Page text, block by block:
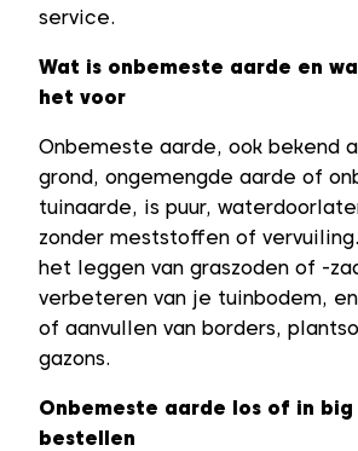
service.
Wat is onbemeste aarde en
het voor
Onbemeste aarde, ook bekend
grond, ongemengde aarde of
tuinaarde, is puur,
zonder meststoffen of
het leggen van graszoden of -
verbeteren van je tuinbodem,
of aanvullen van borders,
gazons.
Onbemeste aarde los of in big
bestellen